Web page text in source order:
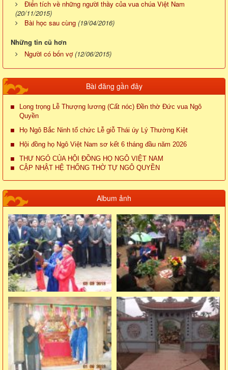
Điển tích về những người thầy của vua chúa Việt Nam
(20/11/2015)
Bài học sau cùng (19/04/2016)
Những tin cũ hơn
Người có bốn vợ (12/06/2015)
Bài đăng gần đây
Long trọng Lễ Thượng lương (Cất nóc) Đền thờ Đức vua Ngô
Quyền
Họ Ngô Bắc Ninh tổ chức Lễ giỗ Thái úy Lý Thường Kiệt
Hội đồng họ Ngô Việt Nam sơ kết 6 tháng đầu năm 2026
THƯ NGỎ CỦA HỘI ĐỒNG HỌ NGÔ VIỆT NAM
CẬP NHẬT HỆ THỐNG THỜ TỰ NGÔ QUYỀN
Album ảnh